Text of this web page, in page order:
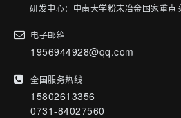
研发中心：中南大学粉末冶金国家重点
电子邮箱
1956944928@qq.com
全国服务热线
15802613356
0731-84027560